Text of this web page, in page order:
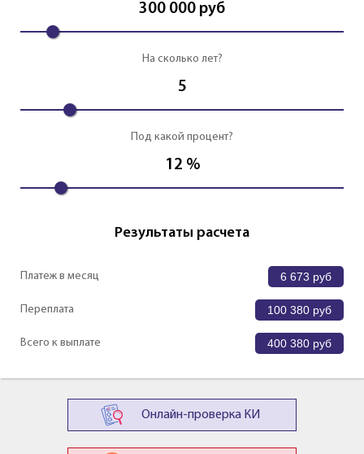
300 000 руб
На сколько лет?
5
Под какой процент?
12 %
Результаты расчета
Платеж в месяц 6 673 руб
Переплата 100 380 руб
Всего к выплате 400 380 руб
Онлайн-проверка КИ